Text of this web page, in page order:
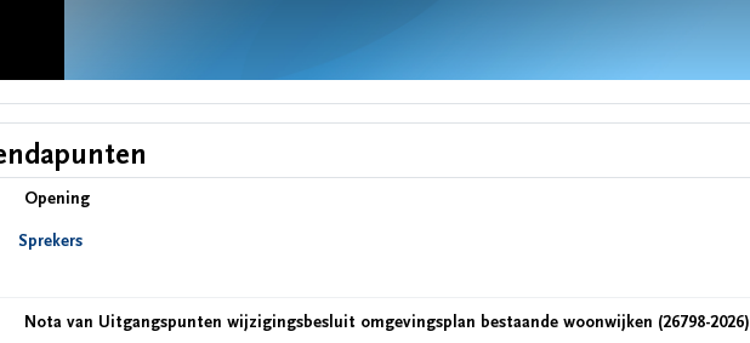
Opening
Sprekers
Nota van Uitgangspunten wijzigingsbesluit omgevingsplan bestaande woonwijken (26798-2026)